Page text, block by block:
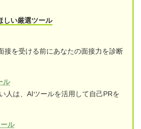
しい厳選ツール
接を受ける前にあなたの面接力を診断
ル
人は、AIツールを活用して自己PRを
ル